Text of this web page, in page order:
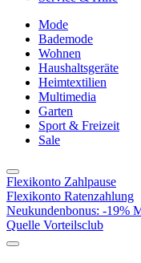
Mode
Bademode
Wohnen
Haushaltsgeräte
Heimtextilien
Multimedia
Garten
Sport & Freizeit
Sale
Flexikonto Zahlpause
Flexikonto Ratenzahlung
Neukundenbonus: -19%
Quelle Vorteilsclub